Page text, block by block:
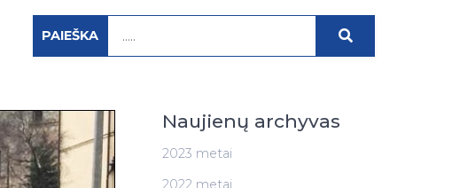
PAIEŠKA
Naujienų archyvas
2023 metai
2022 metai